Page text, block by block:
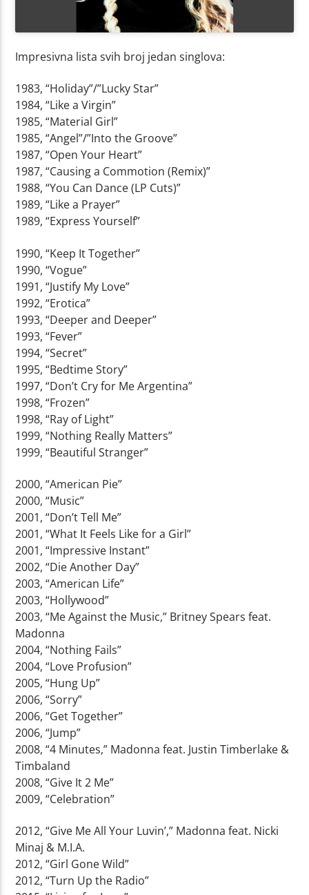
Impresivna lista svih broj jedan singlova:
1983, “Holiday”/”Lucky Star”
1984, “Like a Virgin”
1985, “Material Girl”
1985, “Angel”/”Into the Groove”
1987, “Open Your Heart”
1987, “Causing a Commotion (Remix)”
1988, “You Can Dance (LP Cuts)”
1989, “Like a Prayer”
1989, “Express Yourself”
1990, “Keep It Together”
1990, “Vogue”
1991, “Justify My Love”
1992, “Erotica”
1993, “Deeper and Deeper”
1993, “Fever”
1994, “Secret”
1995, “Bedtime Story”
1997, “Don’t Cry for Me Argentina”
1998, “Frozen”
1998, “Ray of Light”
1999, “Nothing Really Matters”
1999, “Beautiful Stranger”
2000, “American Pie”
2000, “Music”
2001, “Don’t Tell Me”
2001, “What It Feels Like for a Girl”
2001, “Impressive Instant”
2002, “Die Another Day”
2003, “American Life”
2003, “Hollywood”
2003, “Me Against the Music,” Britney Spears feat.
Madonna
2004, “Nothing Fails”
2004, “Love Profusion”
2005, “Hung Up”
2006, “Sorry”
2006, “Get Together”
2006, “Jump”
2008, “4 Minutes,” Madonna feat. Justin Timberlake &
Timbaland
2008, “Give It 2 Me”
2009, “Celebration”
2012, “Give Me All Your Luvin’,” Madonna feat. Nicki
Minaj & M.I.A.
2012, “Girl Gone Wild”
2012, “Turn Up the Radio”